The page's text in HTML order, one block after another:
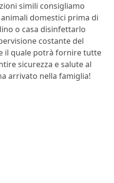
simili consigliamo
domestici prima di
o casa disinfettarlo
costante del
il quale potrà fornire tutte
sicurezza e salute al
arrivato nella famiglia!